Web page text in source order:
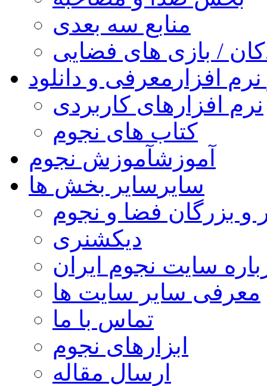
منابع سه بعدی
/ بازی های فضایی
افزار معرفی و دانلود
نرم افزارهای کاربردی
کتاب های نجوم
آموزشآموزش نجوم
سایر سایر بخش ها
و بزرگان فضا و نجوم
دیکشنری
سایت نجوم ایران
معرفی سایر سایت ها
تماس با ما
ابزارهای نجوم
ارسال مقاله